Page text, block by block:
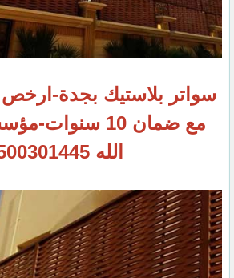
سواتر بلاستيك بجدة-ارخص
مع ضمان 10
الله 0500301445‏